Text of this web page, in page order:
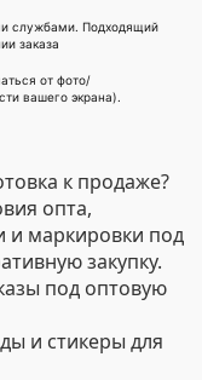
службами. Подходящий
заказа
от фото/
вашего экрана).
к продаже?
опта,
и маркировки под
закупку.
под оптовую
и стикеры для